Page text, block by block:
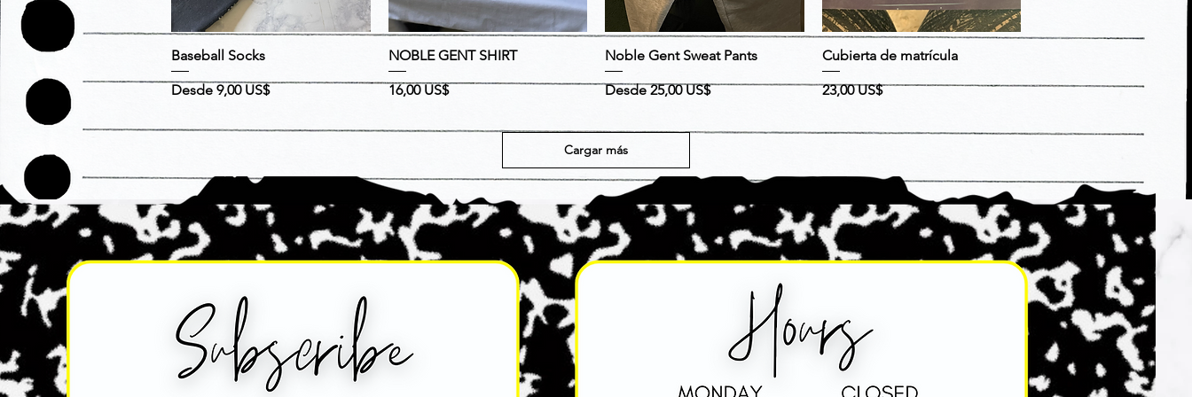
Vista rápida
Baseball Socks
Desde
Precio 9,00 US$
Precio de oferta
Vista rápida
NOBLE GENT SHIRT
Precio
16,00 US$
Vista rápida
Noble Gent Sweat Pants
Desde
Precio 25,00 US$
Precio de oferta
Vista rápida
Cubierta de matrícula
Precio
23,00 US$
Cargar más